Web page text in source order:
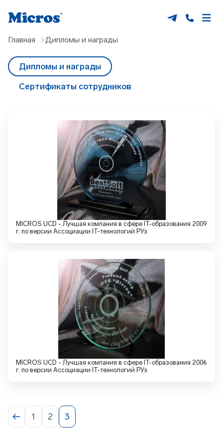
Главная Дипломы и награды
Дипломы и награды
Сертификаты сотрудников
MICROS UCD - Лучшая компания в сфере IT-образования 2009
г. по версии Ассоциации IT-технологий РУз
MICROS UCD - Лучшая компания в сфере IT-образования 2006
г. по версии Ассоциации IT-технологий РУз
1 2 3